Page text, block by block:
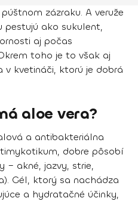
zázraku. A veruže
pestujú ako sukulent,
aj počas
toho je to však aj
v kvetináči, ktorú je dobrá
aloe vera?
a antibakteriálna
, dobre pôsobí
– akné, jazvy, strie,
Gél, ktorý sa nachádza
a hydratačné účinky,